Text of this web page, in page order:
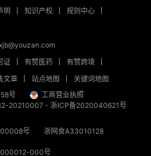
明 知识产权
规则中心
证 有赞医药
有赞跨境
文章 站点地图
关键词地图
号
工商营业执照
20210007 - 浙ICP备2020040621号
00008号
浙网食A33010128
000012-000号